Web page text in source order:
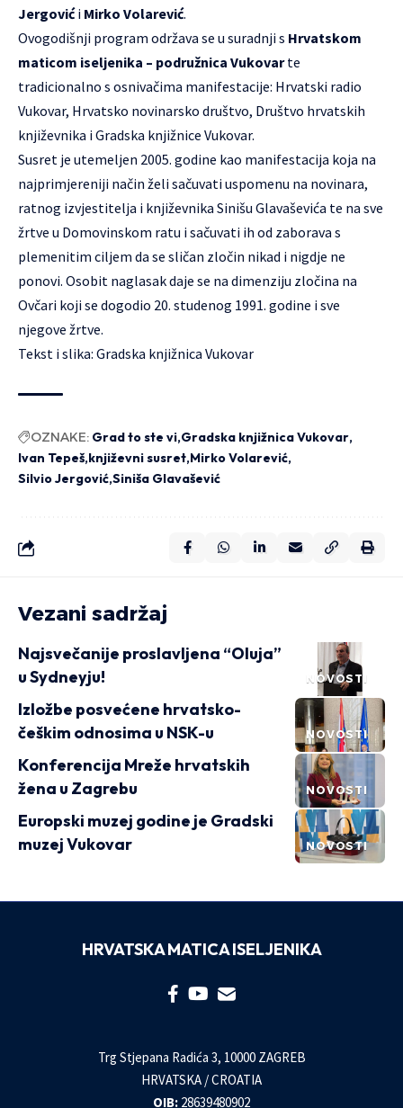
Jergovići Mirko Volarević.
Ovogodišnji program održava se u suradnji s Hrvatskom
maticom iseljenika – podružnica Vukovarte
tradicionalno s osnivačima manifestacije: Hrvatski radio
Vukovar, Hrvatsko novinarsko društvo, Društvo hrvatskih
književnika i Gradska knjižnice Vukovar.
Susret je utemeljen 2005. godine kao manifestacija koja na
najprimjereniji način želi sačuvati uspomenu na novinara,
ratnog izvjestitelja i književnika Sinišu Glavaševića te na sve
žrtve u Domovinskom ratu i sačuvati ih od zaborava s
plemenitim ciljem da se sličan zločin nikad i nigdje ne
ponovi. Osobit naglasak daje se na dimenziju zločina na
Ovčari koji se dogodio 20. studenog 1991. godine i sve
njegove žrtve.
Tekst i slika: Gradska knjižnica Vukovar
OZNAKE: Grad to ste vi Gradska knjižnica Vukovar
Ivan Tepeš književni susret Mirko Volarević
Silvio Jergović Siniša Glavašević
Vezani sadržaj
NOVOSTI
Najsvečanije proslavljena “Oluja”
u Sydneyju!
NOVOSTI
Izložbe posvećene hrvatsko-
češkim odnosima u NSK-u
NOVOSTI
Konferencija Mreže hrvatskih
žena u Zagrebu
NOVOSTI
Europski muzej godine je Gradski
muzej Vukovar
HRVATSKA MATICA ISELJENIKA
Trg Stjepana Radića 3, 10000 ZAGREB
HRVATSKA / CROATIA
OIB: 28639480902